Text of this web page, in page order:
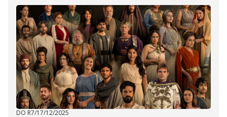
DO R7/17/12/2025